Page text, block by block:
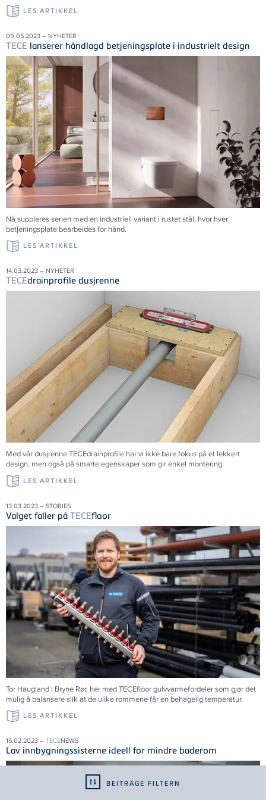
BEITRÄGE FILTERN
LES ARTIKKEL
09.05.2023 – NYHETER
TECE lanserer håndlagd betjeningsplate i industrielt design
Nå suppleres serien med en industriell variant i rustet stål, hvor hver
betjeningsplate bearbeides for hånd.
LES ARTIKKEL
14.03.2023 – NYHETER
TECEdrainprofile dusjrenne
Med vår dusjrenneTECEdrainprofile har vi ikke bare fokus på et lekkert
design, men også på smarte egenskaper som gir enkel montering.
LES ARTIKKEL
13.03.2023 – STORIES
Valget faller på TECEfloor
Tor Haugland i Bryne Rør, her med TECEfloor gulvvarmefordeler som gjør det
mulig å balansere slik at de ulike rommene får en behagelig temperatur.
LES ARTIKKEL
15.02.2023 – TECENEWS
Lav innbygningssisterne ideell for mindre baderom